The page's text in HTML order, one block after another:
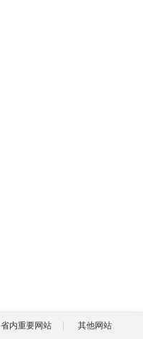
省内重要网站 其他网站